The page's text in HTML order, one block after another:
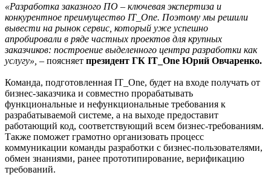
«Разработка заказного ПО – ключевая экспертиза и
конкурентное преимущество IT_One. Поэтому мы решили
вывести на рынок сервис, который уже успешно
апробировали в ряде частных проектов для крупных
заказчиков: построение выделенного центра разработки как
услугу», – поясняет президент ГК IT_One Юрий Овчаренко.
Команда, подготовленная IT_One, будет на входе получать от
бизнес-заказчика и совместно прорабатывать
функциональные и нефункциональные требования к
разрабатываемой системе, а на выходе предоставит
работающий код, соответствующий всем бизнес-требованиям.
Также поможет грамотно организовать процесс
коммуникации команды разработки с бизнес-пользователями,
обмен знаниями, ранее прототипирование, верификацию
требований.